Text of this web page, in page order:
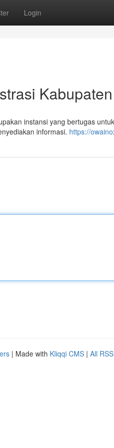
Login
instansi yang bertugas
informasi. https://
| Made with Kliqqi CMS | All